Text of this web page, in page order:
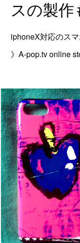
スの製作
iphoneX対応のス
》A-pop.tv online